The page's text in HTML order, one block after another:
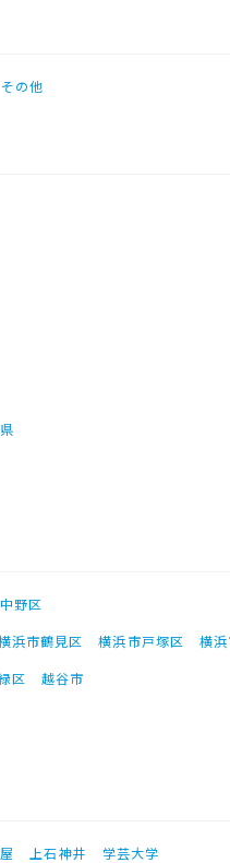
その他
中野区
浜市鶴見区 横浜市戸塚区
横
区
越谷市
上石神井
学芸大学